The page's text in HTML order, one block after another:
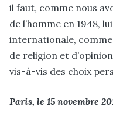
il faut, comme nous
de l’homme en 1948,
internationale,
de religion et
vis-à-vis des choix
Paris, le 15 novembre